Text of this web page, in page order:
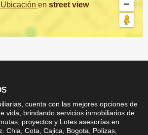
en street view
cuenta con las mejores opciones de
vida, brindando servicios inmobiliarios de
proyectos y Lotes asesorías en
Chia, Cota, Cajica, Bogota, Polizas,